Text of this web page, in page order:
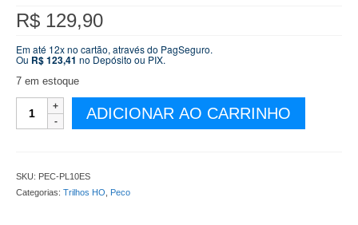
R$ 129,90
Em até 12x no cartão, através do PagSeguro.
Ou R$123,41 no Depósito ou PIX.
7 em estoque
Bobina
Peco
Sob
ADICIONAR AO CARRINHO
SKU: PEC-PL10ES
Categorias: Trilhos HO Peco